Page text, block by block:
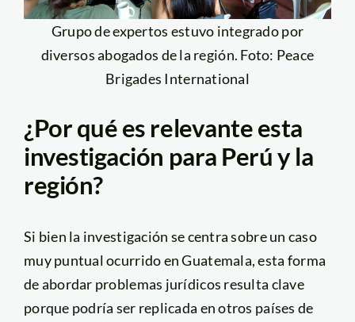
Grupo de expertos estuvo integrado por
diversos abogados de la región. Foto: Peace
Brigades International
¿Por qué es relevante esta
investigación para Perú y la
región?
Si bien la investigación se centra sobre un caso
muy puntual ocurrido en Guatemala, esta forma
de abordar problemas jurídicos resulta clave
porque podría ser replicada en otros países de